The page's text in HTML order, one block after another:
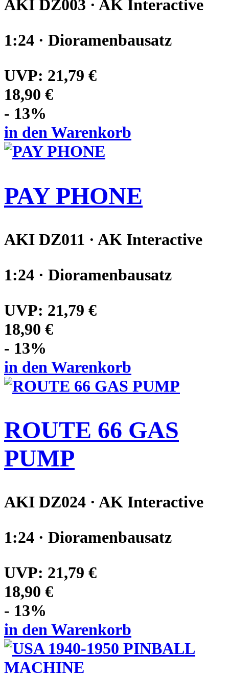
AKI DZ003 · AK Interactive
1:24 · Dioramenbausatz
UVP: 21,79 €
18,90 €
- 13%
in den Warenkorb
PAY PHONE
AKI DZ011 · AK Interactive
1:24 · Dioramenbausatz
UVP: 21,79 €
18,90 €
- 13%
in den Warenkorb
ROUTE 66 GAS
PUMP
AKI DZ024 · AK Interactive
1:24 · Dioramenbausatz
UVP: 21,79 €
18,90 €
- 13%
in den Warenkorb